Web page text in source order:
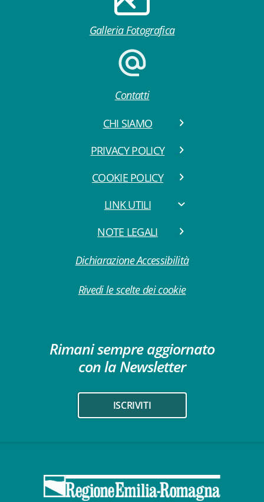
Galleria Fotografica
Contatti
CHI SIAMO
PRIVACY POLICY
COOKIE POLICY
LINK UTILI
NOTE LEGALI
Dichiarazione Accessibilità
Rivedi le scelte dei cookie
Rimani sempre aggiornato
con la Newsletter
ISCRIVITI